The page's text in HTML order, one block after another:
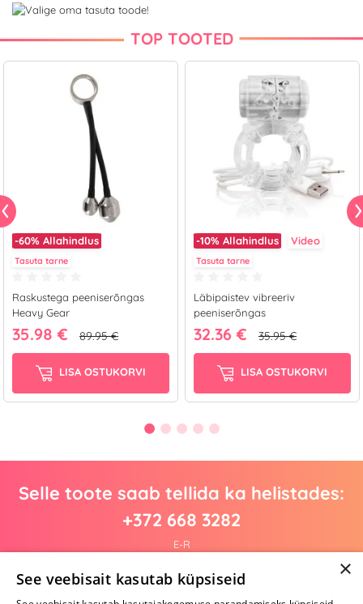
TOP TOOTED
-60% Allahindlus
Tasuta tarne
Raskustega peeniserõngas
Heavy Gear
35.98 € 89.95 €
LISA OSTUKORVI
-10% Allahindlus Video
Tasuta tarne
Läbipaistev vibreeriv
peeniserõngas
32.36 € 35.95 €
LISA OSTUKORVI
Selle toote saab tellida ka helistades:
+372 668 3282
E-R
×
See veebisait kasutab küpsiseid